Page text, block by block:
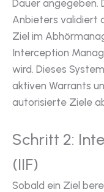
Dauer angegeben.
Anbieters validiert
Ziel im
Interception
wird. Dieses
aktiven Warrants
autorisierte Ziele
Schritt 2:
(IIF)
Sobald ein Ziel